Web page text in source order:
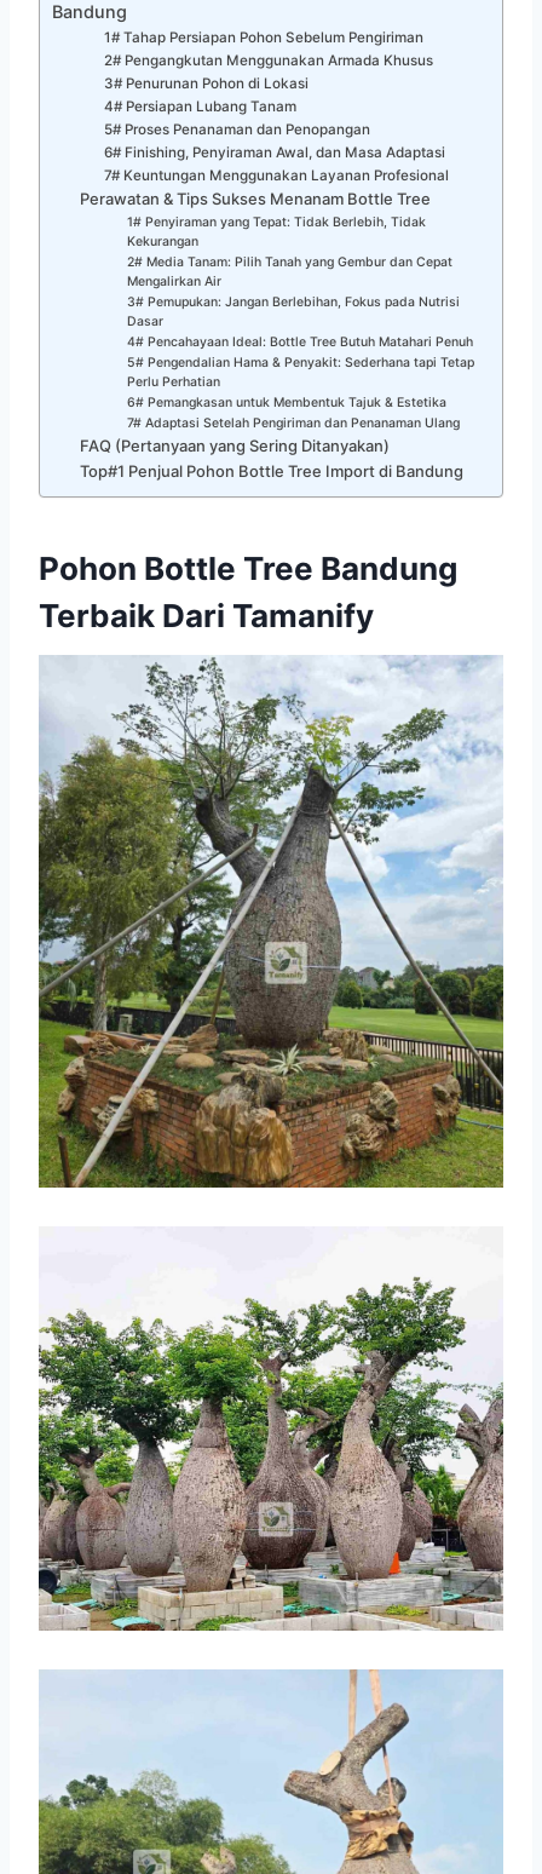
Bandung
1# Tahap Persiapan Pohon Sebelum Pengiriman
2# Pengangkutan Menggunakan Armada Khusus
3# Penurunan Pohon di Lokasi
4# Persiapan Lubang Tanam
5# Proses Penanaman dan Penopangan
6# Finishing, Penyiraman Awal, dan Masa Adaptasi
7# Keuntungan Menggunakan Layanan Profesional
Perawatan & Tips Sukses Menanam Bottle Tree
1# Penyiraman yang Tepat: Tidak Berlebih, Tidak
Kekurangan
2# Media Tanam: Pilih Tanah yang Gembur dan Cepat
Mengalirkan Air
3# Pemupukan: Jangan Berlebihan, Fokus pada Nutrisi
Dasar
4# Pencahayaan Ideal: Bottle Tree Butuh Matahari Penuh
5# Pengendalian Hama & Penyakit: Sederhana tapi Tetap
Perlu Perhatian
6# Pemangkasan untuk Membentuk Tajuk & Estetika
7# Adaptasi Setelah Pengiriman dan Penanaman Ulang
FAQ (Pertanyaan yang Sering Ditanyakan)
Top#1 Penjual Pohon Bottle Tree Import di Bandung
Pohon Bottle Tree Bandung
Terbaik Dari Tamanify